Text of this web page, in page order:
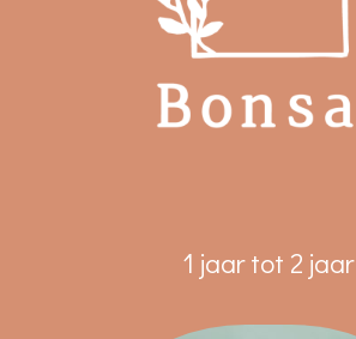
1 jaar tot 2 jaar